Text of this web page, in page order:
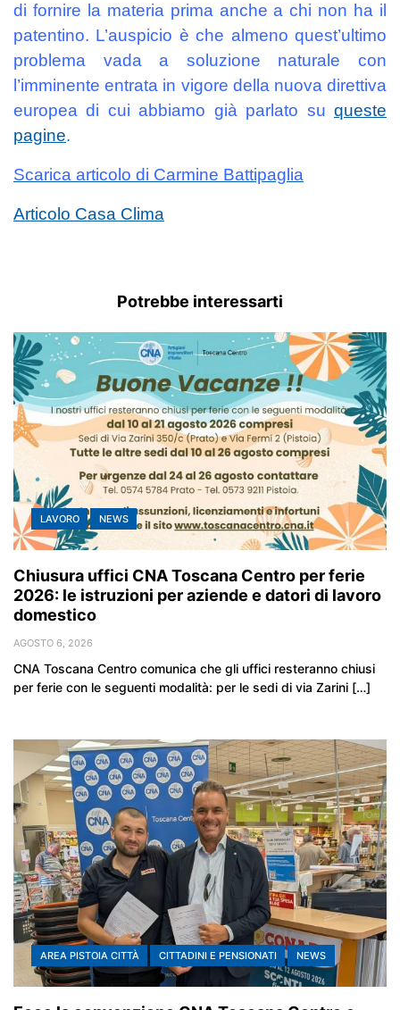
di fornire la materia prima anche a chi non ha il
patentino. L’auspicio è che almeno quest’ultimo
problema vada a soluzione naturale con
l’imminente entrata in vigore della nuova direttiva
europea di cui abbiamo già parlato su queste
pagine.
Scarica articolo di Carmine Battipaglia
Articolo Casa Clima
Potrebbe interessarti
LAVORO NEWS
Chiusura uffici CNA Toscana Centro per ferie
2026: le istruzioni per aziende e datori di lavoro
domestico
AGOSTO 6, 2026
CNA Toscana Centro comunica che gli uffici resteranno chiusi
per ferie con le seguenti modalità: per le sedi di via Zarini […]
AREA PISTOIA CITTÀ CITTADINI E PENSIONATI NEWS